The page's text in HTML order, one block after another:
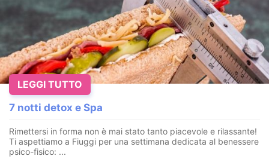
7 notti detox e Spa
Rimettersi in forma non è mai stato tanto piacevole e rilassante!
Ti aspettiamo a Fiuggi per una settimana dedicata al benessere
psico-fisico: ...
LEGGI TUTTO